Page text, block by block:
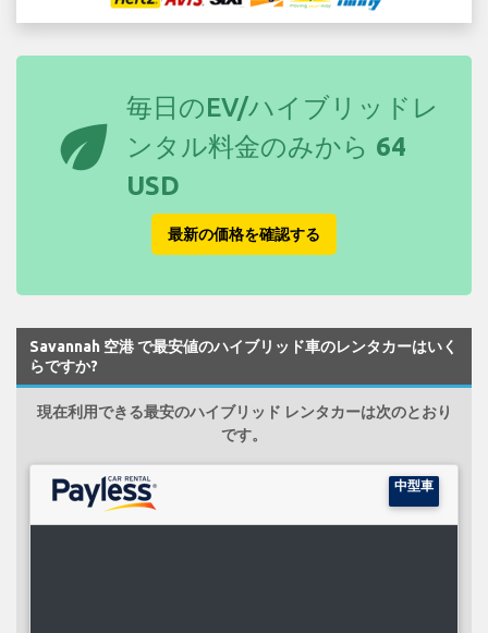
eco
毎日のEV/ハイブリッドレ
ンタル料金のみから 64
USD
最新の価格を確認する
Savannah 空港 で最安値のハイブリッド車のレンタカーはいく
らですか?
現在利用できる最安のハイブリッド レンタカーは次のとおり
です。
中型車